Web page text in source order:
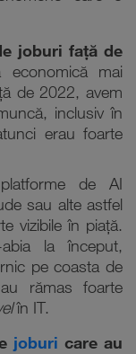
joburi față de
mai
de 2022, avem
inclusiv în
erau foarte
de AI
sau alte astfel
vizibile în piață.
la început,
pe coasta de
rămas foarte
în IT.
joburi care au